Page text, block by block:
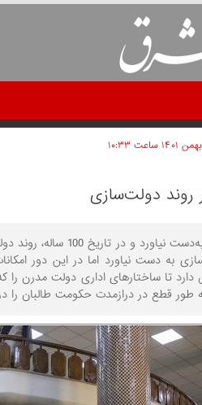
دولت‌سازی
افغانستان هیچ‌گاه فرصت
به دست نیاورد اما در این دور
تا ساختارهای اداری دولت مدرن
طور قطع در درازمدت حکومت طالبان را